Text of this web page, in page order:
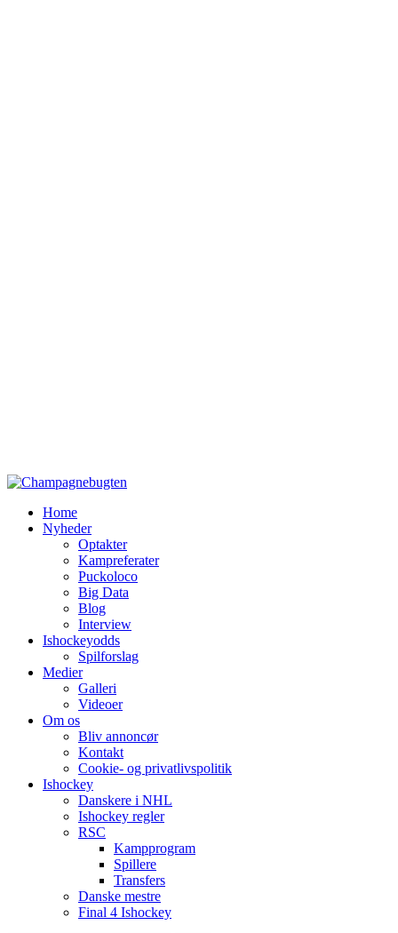
Home
Nyheder
Optakter
Kampreferater
Puckoloco
Big Data
Blog
Interview
Ishockeyodds
Spilforslag
Medier
Galleri
Videoer
Om os
Bliv annoncør
Kontakt
Cookie- og privatlivspolitik
Ishockey
Danskere i NHL
Ishockey regler
RSC
Kampprogram
Spillere
Transfers
Danske mestre
Final 4 Ishockey